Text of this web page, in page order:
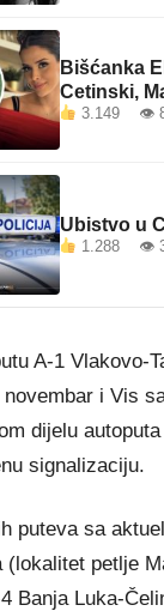
Bišćanka
Cetinski,
3.149 👁
Ubistvo u
1.288 👁
A-1 Vlakovo-
i Vis
dijelu
signalizaciju.
puteva sa
(lokalitet petlje
Banja Luka-